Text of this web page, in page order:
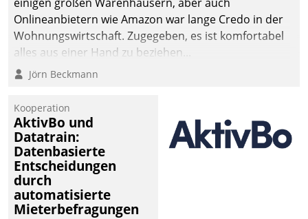
Onlineanbietern wie Amazon war lange Credo in der
Wohnungswirtschaft. Zugegeben, es ist komfortabel
alles aus einer Hand zu beziehen...
Jörn Beckmann
Kooperation
AktivBo und
Datatrain:
Datenbasierte
Entscheidungen
durch
automatisierte
Mieterbefragungen